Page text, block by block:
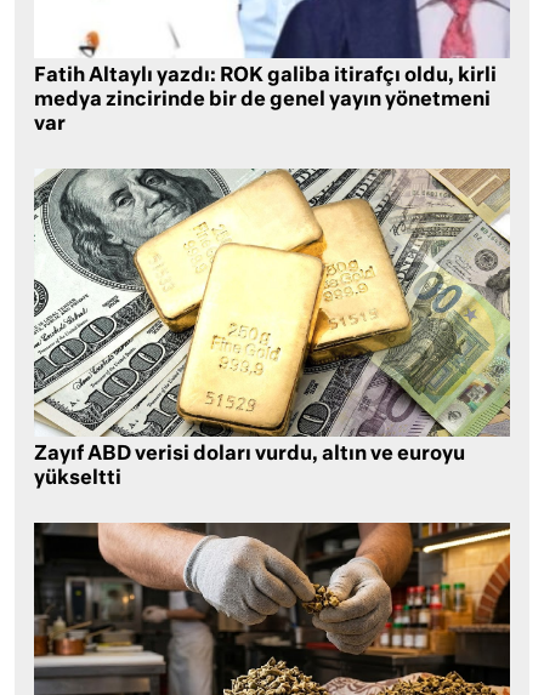
Fatih Altaylı yazdı: ROK galiba itirafçı oldu, kirli
medya zincirinde bir de genel yayın yönetmeni
var
Zayıf ABD verisi doları vurdu, altın ve euroyu
yükseltti